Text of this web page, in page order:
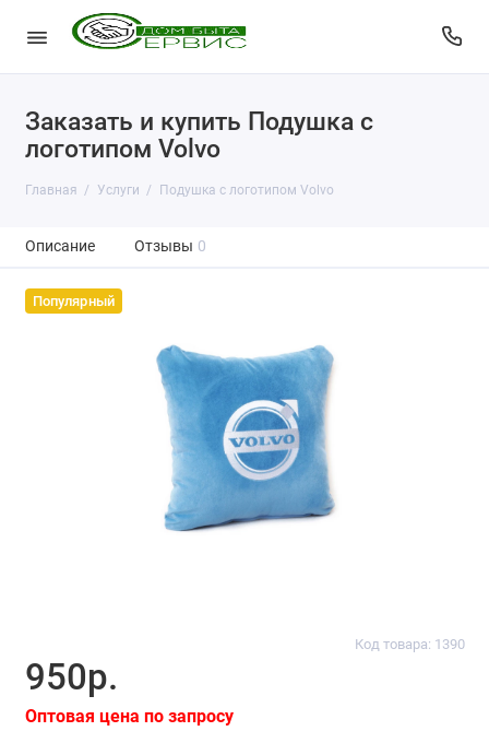
Заказать и купить Подушка с
логотипом Volvo
Главная Услуги Подушка с логотипом Volvo
Описание Отзывы 0
Популярный
Код товара: 1390
950р.
Оптовая цена по запросу